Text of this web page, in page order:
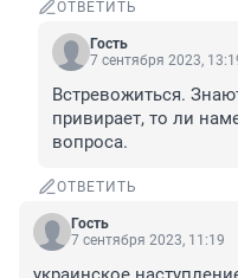
ОТВЕТИТЬ
Гость
7 сентября 2023,
Встревожиться.
привирает, то ли
вопроса.
ОТВЕТИТЬ
Гость
7 сентября 2023, 11:19